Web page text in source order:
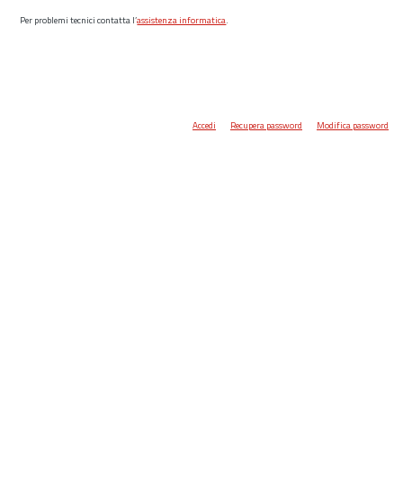
Per problemi tecnici contatta l’assistenza informatica.
Accedi Recupera password Modifica password